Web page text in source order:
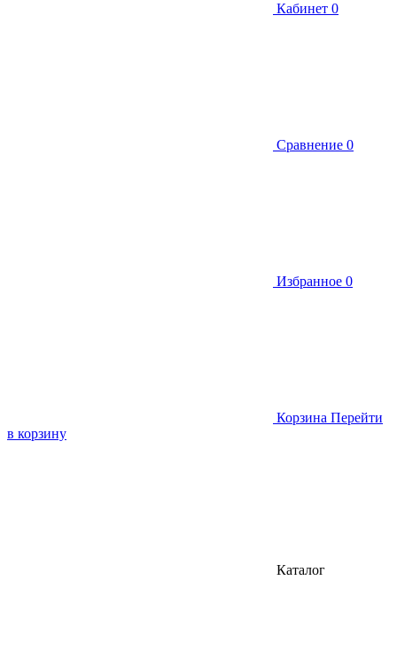
Кабинет 0
Сравнение 0
Избранное 0
Корзина Перейти
в корзину
Каталог